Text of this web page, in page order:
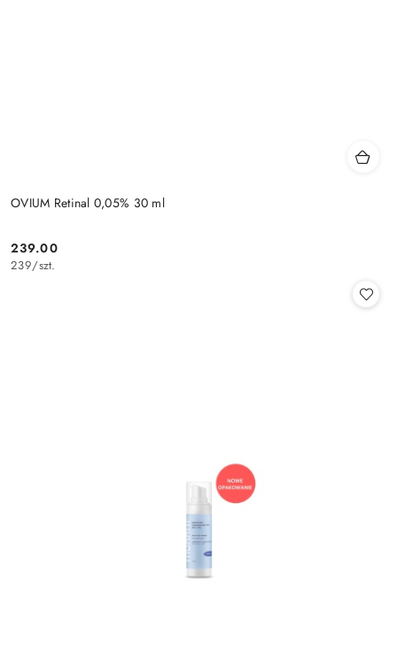
OVIUM Retinal 0,05% 30 ml
Cena:
239.00
239/szt.